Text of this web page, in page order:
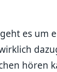
es um
hören